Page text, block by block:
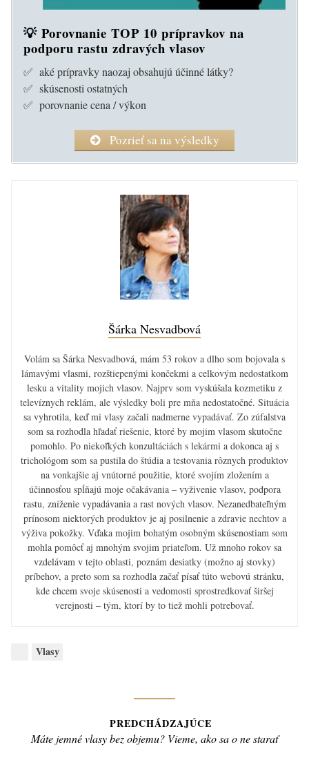
💡 Porovnanie TOP 10 prípravkov na
podporu rastu zdravých vlasov
✅ aké prípravky naozaj obsahujú účinné látky?
✅ skúsenosti ostatných
✅ porovnanie cena / výkon
Pozrieť sa na výsledky
Šárka Nesvadbová
Volám sa Šárka Nesvadbová, mám 53 rokov a dlho som bojovala s
lámavými vlasmi, rozštiepenými končekmi a celkovým nedostatkom
lesku a vitality mojich vlasov. Najprv som vyskúšala kozmetiku z
televíznych reklám, ale výsledky boli pre mňa nedostatočné. Situácia
sa vyhrotila, keď mi vlasy začali nadmerne vypadávať. Zo zúfalstva
som sa rozhodla hľadať riešenie, ktoré by mojim vlasom skutočne
pomohlo. Po niekoľkých konzultáciách s lekármi a dokonca aj s
trichológom som sa pustila do štúdia a testovania rôznych produktov
na vonkajšie aj vnútorné použitie, ktoré svojím zložením a
účinnosťou spĺňajú moje očakávania – vyživenie vlasov, podpora
rastu, zníženie vypadávania a rast nových vlasov. Nezanedbateľným
prínosom niektorých produktov je aj posilnenie a zdravie nechtov a
výživa pokožky. Vďaka mojim bohatým osobným skúsenostiam som
mohla pomôcť aj mnohým svojim priateľom. Už mnoho rokov sa
vzdelávam v tejto oblasti, poznám desiatky (možno aj stovky)
príbehov, a preto som sa rozhodla začať písať túto webovú stránku,
kde chcem svoje skúsenosti a vedomosti sprostredkovať širšej
verejnosti – tým, ktorí by to tiež mohli potrebovať.
Vlasy
PREDCHÁDZAJÚCE
Previous
Máte jemné vlasy bez objemu? Vieme, ako sa o ne starať